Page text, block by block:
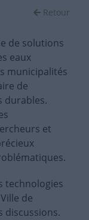
Retour
de solutions
eaux
municipalités
de
durables.
et
technologies
de
discussions.